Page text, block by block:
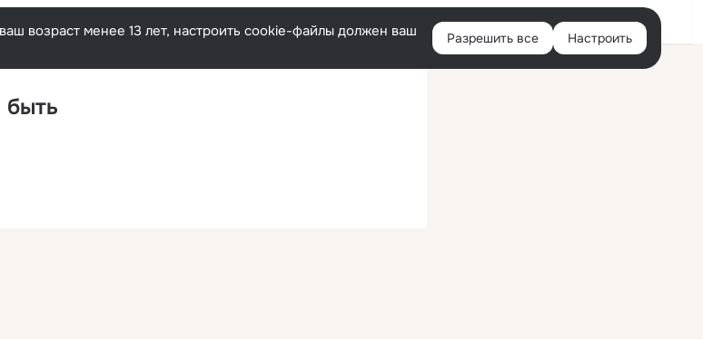
Войти
возраст менее 13 лет, настроить cookie-файлы должен ваш
Разрешить все Настроить
быть